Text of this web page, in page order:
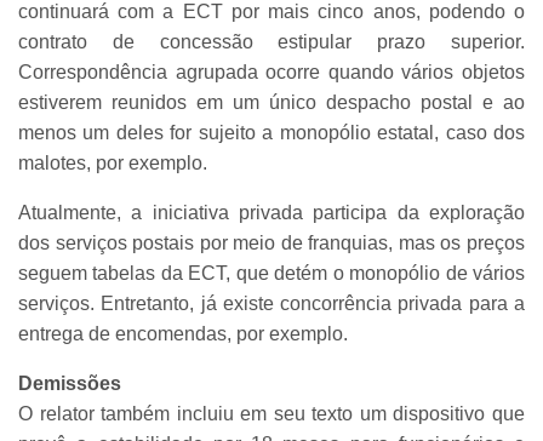
continuará com a ECT por mais cinco anos, podendo o
contrato de concessão estipular prazo superior.
Correspondência agrupada ocorre quando vários objetos
estiverem reunidos em um único despacho postal e ao
menos um deles for sujeito a monopólio estatal, caso dos
malotes, por exemplo.
Atualmente, a iniciativa privada participa da exploração
dos serviços postais por meio de franquias, mas os preços
seguem tabelas da ECT, que detém o monopólio de vários
serviços. Entretanto, já existe concorrência privada para a
entrega de encomendas, por exemplo.
Demissões
O relator também incluiu em seu texto um dispositivo que